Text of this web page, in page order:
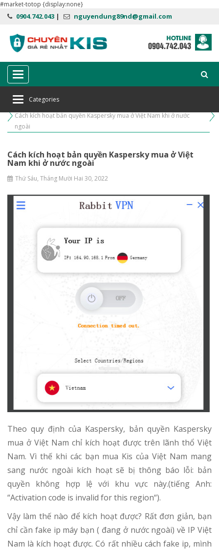
#market-totop {display:none}
0904.742.043 | nguyendung89nd@gmail.com
Categories
Categories
Home
Hướng dẫn sử dụng
Cách kích hoạt bản quyền Kaspersky mua ở Việt Nam khi ở nước
ngoài
Cách kích hoạt bản quyền Kaspersky mua ở Việt
Nam khi ở nước ngoài
Thứ Sáu, Tháng Mười Hai 30, 2022
Theo quy định của Kaspersky, bản quyền Kaspersky
mua ở Việt Nam chỉ kích hoạt được trên lãnh thổ Việt
Nam. Vì thế khi các bạn mua Kis của Việt Nam mang
sang nước ngoài kích hoạt sẽ bị thông báo lỗi: bản
quyền không hợp lệ với khu vực này.(tiếng Anh:
“Activation code is invalid for this region“).
Vậy làm thế nào để kích hoạt được? Rất đơn giản, bạn
chỉ cần fake ip máy bạn ( đang ở nước ngoài) về IP Việt
Nam là kích hoạt được. Có rất nhiều cách fake ip, mình